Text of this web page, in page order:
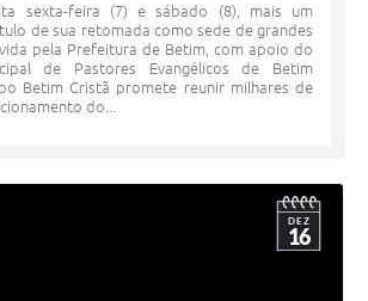
sexta-feira (7) e sábado (8), mais um
de sua retomada como sede de grandes
pela Prefeitura de Betim, com apoio do
de Pastores Evangélicos de Betim
Betim Cristã promete reunir milhares de
do...
DEZ
16